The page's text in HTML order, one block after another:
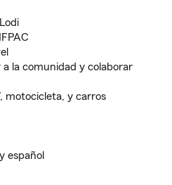
a la comunidad y colaborar
motocicleta, y carros
español